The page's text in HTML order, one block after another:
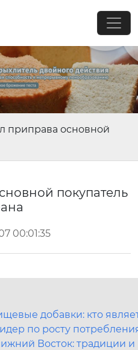
приправа основной
покупатель
00:01:35
добавки: кто
по росту
Восток: традиции